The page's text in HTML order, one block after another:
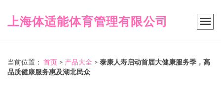
上海体适能体育管理有限公司
当前位置： 首页 > 产品大全 > 泰康人寿启动首届大健康服务季，高
品质健康服务惠及湖北民众